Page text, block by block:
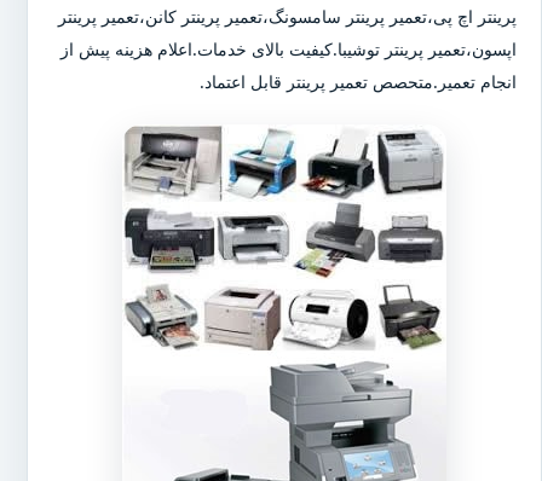
پرینتر اچ پی،تعمیر پرینتر سامسونگ،تعمیر پرینتر کانن،تعمیر پرینتر
اپسون،تعمیر پرینتر توشیبا.کیفیت بالای خدمات.اعلام هزینه پیش از
انجام تعمیر.متحصص تعمیر پرینتر قابل اعتماد.